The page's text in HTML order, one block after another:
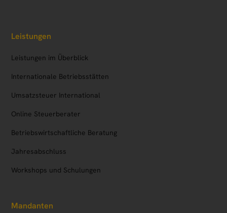
Leistungen
Leistungen im Überblick
Internationale Betriebsstätten
Umsatzsteuer International
Online Steuerberater
Betriebs­wirtschaftliche Beratung
Jahresabschluss
Workshops und Schulungen
Mandanten